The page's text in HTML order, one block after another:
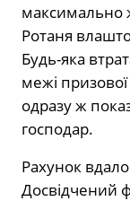
максимально
Ротаня
Будь-яка
межі
одразу ж
господар.
Рахунок
Досвідчений